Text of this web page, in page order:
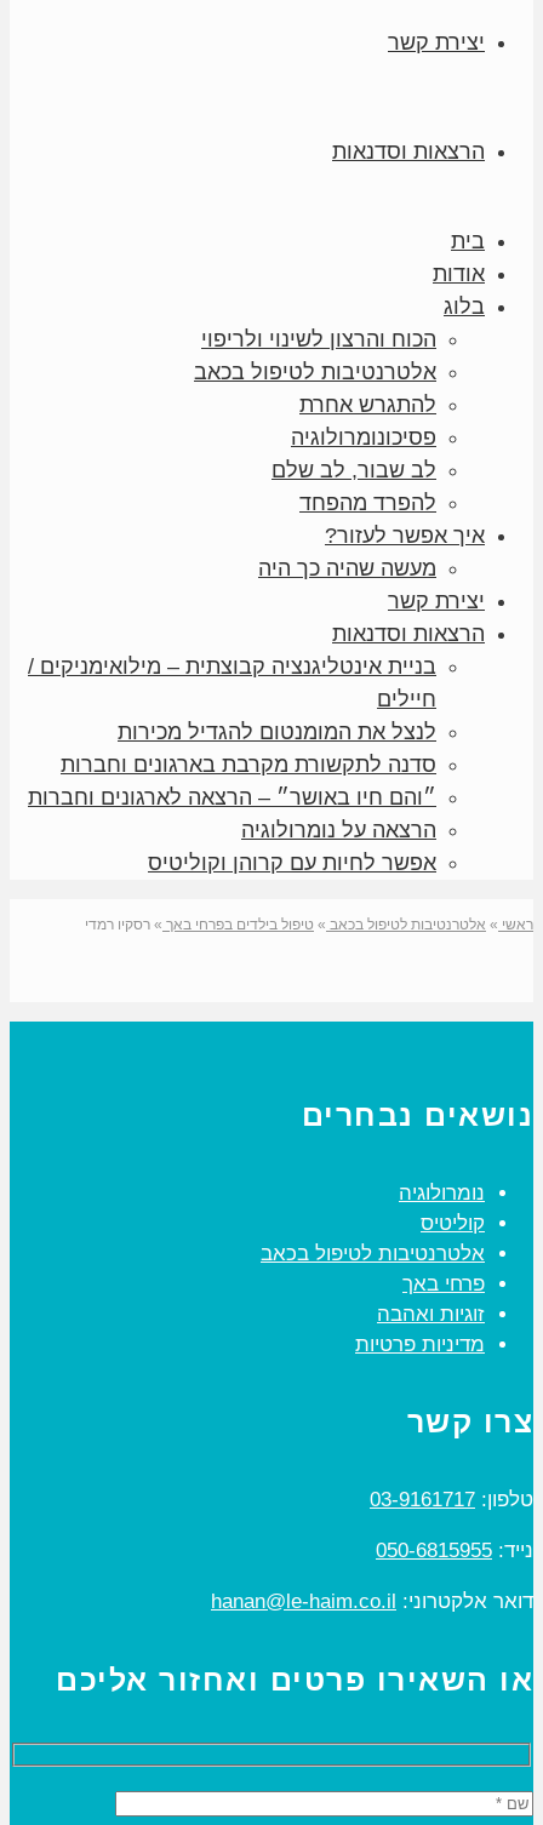
יצירת קשר
הרצאות וסדנאות
בית
אודות
בלוג
הכוח והרצון לשינוי ולריפוי
אלטרנטיבות לטיפול בכאב
להתגרש אחרת
פסיכונומרולוגיה
לב שבור, לב שלם
להפרד מהפחד
איך אפשר לעזור?
מעשה שהיה כך היה
יצירת קשר
הרצאות וסדנאות
בניית אינטליגנציה קבוצתית – מילואימניקים /
חיילים
לנצל את המומנטום להגדיל מכירות
סדנה לתקשורת מקרבת בארגונים וחברות
״והם חיו באושר״ – הרצאה לארגונים וחברות
הרצאה על נומרולוגיה
אפשר לחיות עם קרוהן וקוליטיס
ראשי » אלטרנטיבות לטיפול בכאב » טיפול בילדים בפרחי באך » רסקיו רמדי
נושאים נבחרים
נומרולוגיה
קוליטיס
אלטרנטיבות לטיפול בכאב
פרחי באך
זוגיות ואהבה
מדיניות פרטיות
צרו קשר
טלפון: 03-9161717
נייד: 050-6815955
דואר אלקטרוני: hanan@le-haim.co.il
או השאירו פרטים ואחזור אליכם